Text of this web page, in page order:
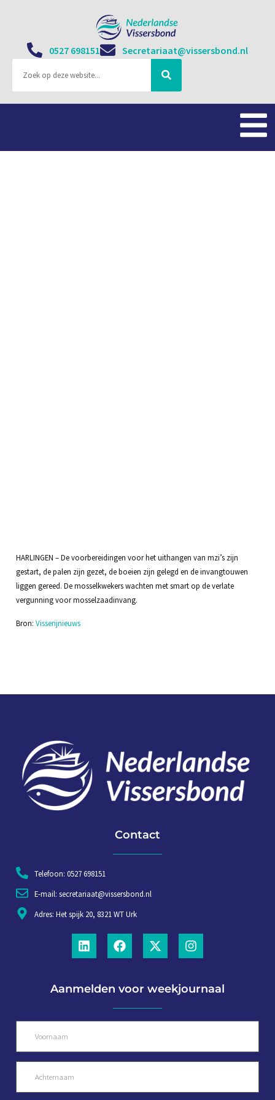
0527 698151 Secretariaat@vissersbond.nl
HARLINGEN – De voorbereidingen voor het uithangen van mzi’s zijn
gestart, de palen zijn gezet, de boeien zijn gelegd en de invangtouwen
liggen gereed. De mosselkwekers wachten met smart op de verlate
vergunning voor mosselzaadinvang.
Bron: Visserijnieuws
Contact
Telefoon: 0527 698151
E-mail: secretariaat@vissersbond.nl
Adres: Het spijk 20, 8321 WT Urk
Aanmelden voor weekjournaal